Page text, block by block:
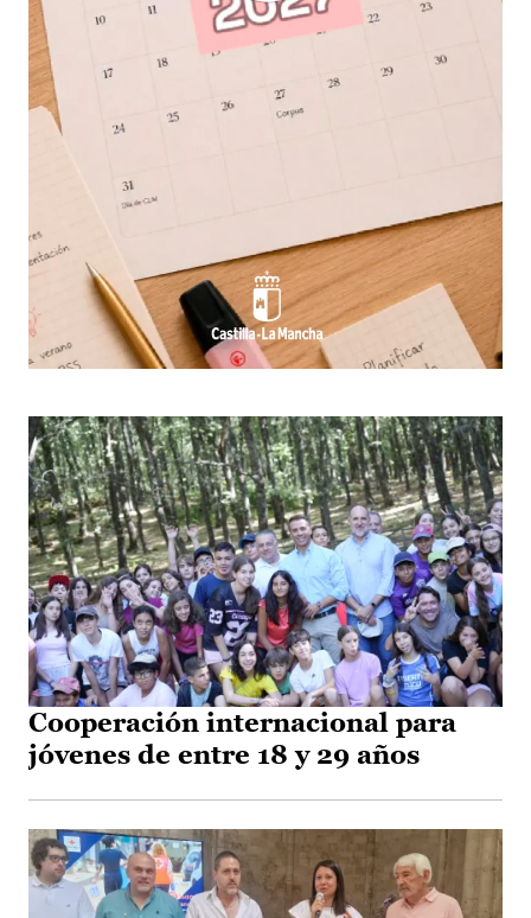
Cooperación internacional para
jóvenes de entre 18 y 29 años